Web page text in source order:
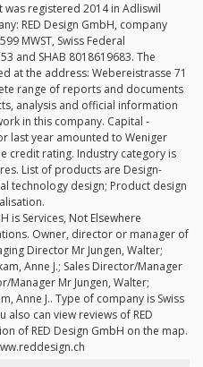
was registered 2014 in Adliswil
RED Design GmbH, company
MWST, Swiss Federal
and SHAB 8018619683. The
at the address: Webereistrasse 71
range of reports and documents
analysis and official information
in this company. Capital -
last year amounted to Weniger
credit rating. Industry category is
List of products are Design-
technology design; Product design
is Services, Not Elsewhere
Owner, director or manager of
Director Mr Jungen, Walter;
Anne J.; Sales Director/Manager
Manager Mr Jungen, Walter;
Anne J.. Type of company is Swiss
also can view reviews of RED
of RED Design GmbH on the map.